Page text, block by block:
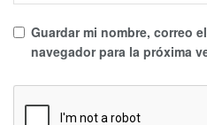
Guardar mi nombre, correo
navegador para la próxima